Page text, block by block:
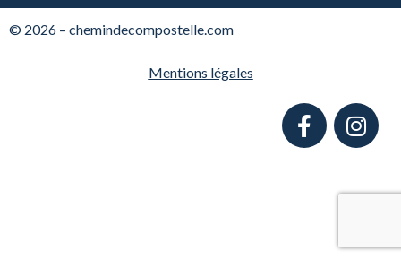
© 2026 – chemindecompostelle.com
Mentions légales